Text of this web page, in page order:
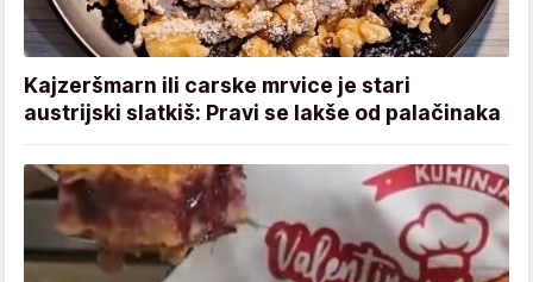
Kajzeršmarn ili carske mrvice je stari
austrijski slatkiš: Pravi se lakše od palačinaka